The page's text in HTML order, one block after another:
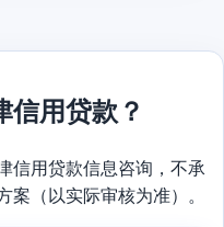
信用贷款？
信用贷款信息咨询，不承
案（以实际审核为准）。